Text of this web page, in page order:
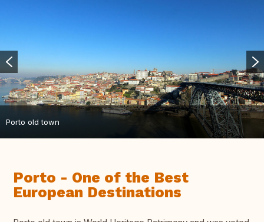
Porto old town
Porto - One of the Best
European Destinations